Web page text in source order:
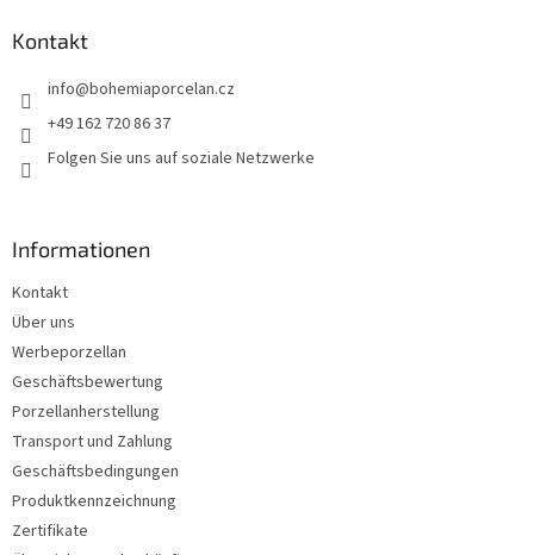
Kontakt
info@bohemiaporcelan.cz
+49 162 720 86 37
Folgen Sie uns auf soziale Netzwerke
Informationen
Kontakt
Über uns
Werbeporzellan
Geschäftsbewertung
Porzellanherstellung
Transport und Zahlung
Geschäftsbedingungen
Produktkennzeichnung
Zertifikate